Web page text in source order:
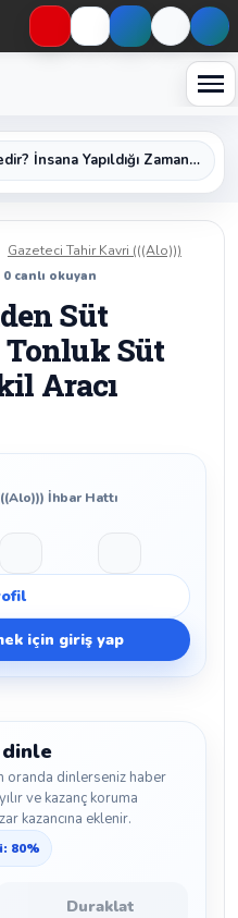
Haberleri keşfet
Domuz Bağı Düğümü Nedir? İnsana Yapıldığı Zaman Yavaş Yavaş Öldüren Ölümcül Düğümün Kan Donduran Gerçekleri
Gazeteci Tahir Kavri (((Alo)))
0 canlı okuyan
Süt
Süt
Aracı
İhbar Hattı
için giriş yap
oranda dinlerseniz haber
ve kazanç koruma
kazancına eklenir.
80%
Duraklat